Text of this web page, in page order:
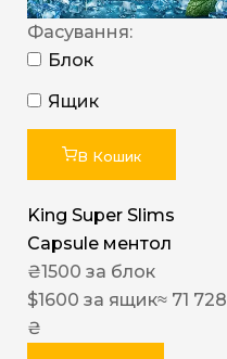
Фасування:
Блок
Ящик
В Кошик
King Super Slims
Capsule ментол
₴1500 за блок
$1600 за ящик≈ 71 728
₴